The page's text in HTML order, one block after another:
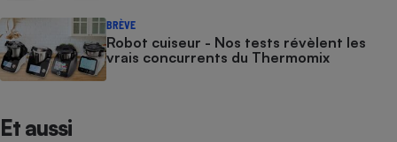
BRÈVE
Robot cuiseur - Nos tests révèlent les
vrais concurrents du Thermomix
Et aussi